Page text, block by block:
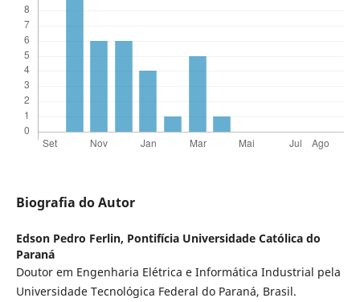
Biografia do Autor
Edson Pedro Ferlin, Pontifícia Universidade Católica do
Paraná
Doutor em Engenharia Elétrica e Informática Industrial pela
Universidade Tecnológica Federal do Paraná, Brasil.